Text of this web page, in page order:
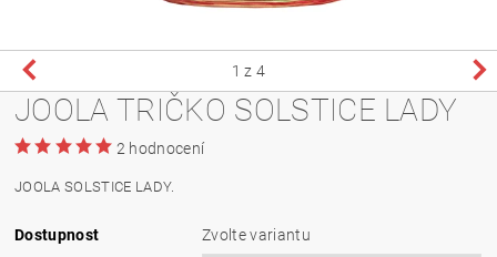
1 z 4
JOOLA TRIČKO SOLSTICE LADY
2 hodnocení
JOOLA SOLSTICE LADY.
Dostupnost
Zvolte variantu